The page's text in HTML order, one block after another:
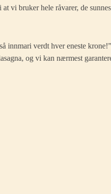
vi bruker hele råvarer, de
innmari verdt hver eneste
og vi kan nærmest